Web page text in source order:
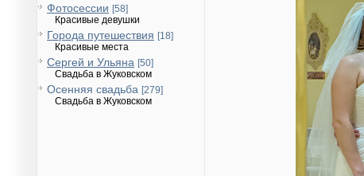
Фотосессии [58]
Красивые девушки
Города путешествия [18]
Красивые места
Сергей и Ульяна [50]
Свадьба в Жуковском
Осенняя свадьба [279]
Свадьба в Жуковском